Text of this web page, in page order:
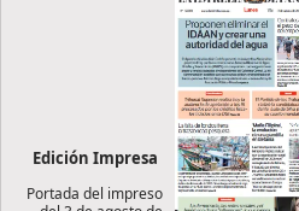
Edición Impresa
Portada del impreso